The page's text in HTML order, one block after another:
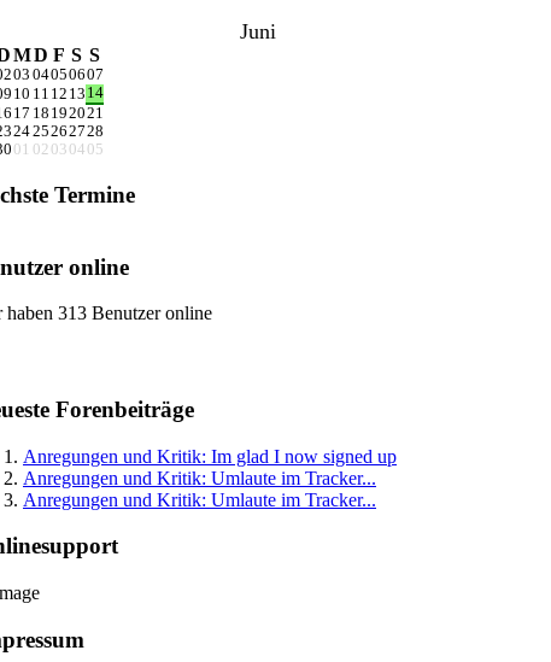
Juni
MD F S S
03 04050607
10 11 12 13 14
17 18 192021
2425262728
01 02 03 04 05
Termine
online
haben 313 Benutzer online
Forenbeiträge
Anregungen und Kritik: Im glad I now signed up
Anregungen und Kritik: Umlaute im Tracker...
Anregungen und Kritik: Umlaute im Tracker...